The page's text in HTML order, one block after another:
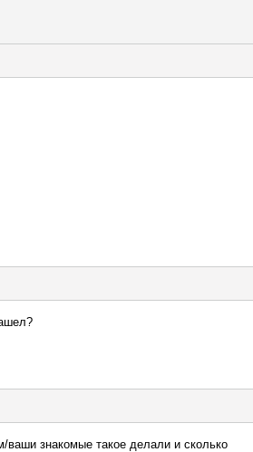
ваши знакомые такое делали и сколько